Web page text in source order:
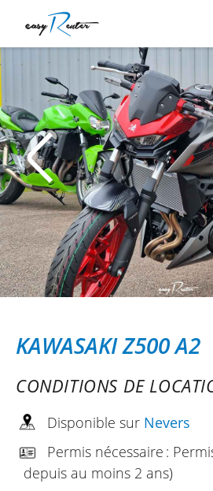
KAWASAKI Z500 A2
CONDITIONS DE
Disponible sur Nevers
Permis nécessaire :
depuis au moins 2 ans)